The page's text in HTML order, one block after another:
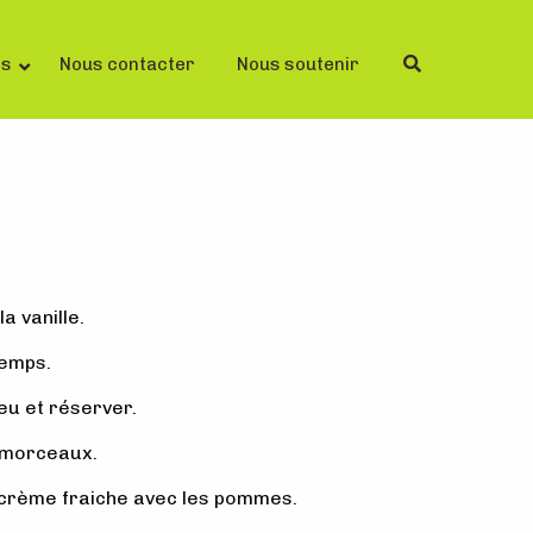
Nous contacter Nous soutenir
vanille.
et réserver.
fraiche avec les pommes.